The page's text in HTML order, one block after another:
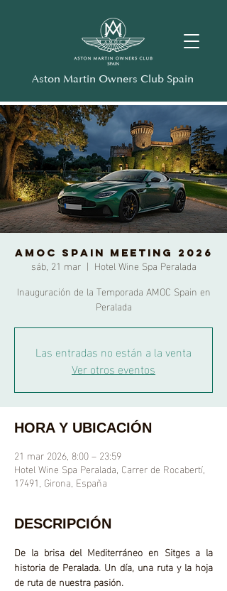
Aston Martin Owners Club Spain
AMOC SPAIN MEETING 2026
sáb, 21 mar
  |
Hotel Wine Spa Peralada
Inauguración de la Temporada AMOC Spain en
Peralada
Las entradas no están a la venta
Ver otros eventos
HORA Y UBICACIÓN
21 mar 2026, 8:00 – 23:59
Hotel Wine Spa Peralada, Carrer de Rocabertí,
17491, Girona, España
DESCRIPCIÓN
De la brisa del Mediterráneo en Sitges a la
historia de Peralada. Un día, una ruta y la hoja
de ruta de nuestra pasión.